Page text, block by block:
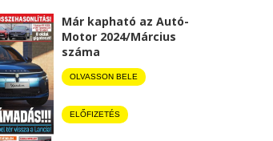
Már kapható az Autó-
Motor 2024/Március
száma
OLVASSON BELE
ELŐFIZETÉS